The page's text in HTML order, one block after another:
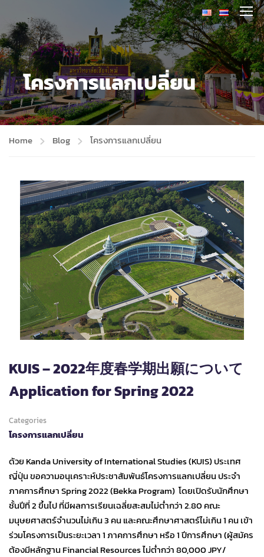
โครงการแลกเปลี่ยน
Home Blog โครงการแลกเปลี่ยน
KUIS – 2022年度春学期出願について
Application for Spring 2022
Categories
โครงการแลกเปลี่ยน
ด้วย Kanda University of International Studies (KUIS) ประเทศ
ญี่ปุ่น ขอความอนุเคราะห์ประชาสัมพันธ์โครงการแลกเปลี่ยน ประจำ
ภาคการศึกษา Spring 2022 (Bekka Program) โดยเปิดรับนักศึกษา
ชั้นปีที่ 2 ขึ้นไป ที่มีผลการเรียนเฉลี่ยสะสมไม่ต่ำกว่า 2.80 คณะ
มนุษยศาสตร์จำนวนไม่เกิน 3 คน และคณะศึกษาศาสตร์ไม่เกิน 1 คน เข้า
ร่วมโครงการเป็นระยะเวลา 1 ภาคการศึกษา หรือ 1 ปีการศึกษา (ผู้สมัคร
ต้องมีหลักฐาน Financial Resources ไม่ต่ำกว่า 80,000 JPY/